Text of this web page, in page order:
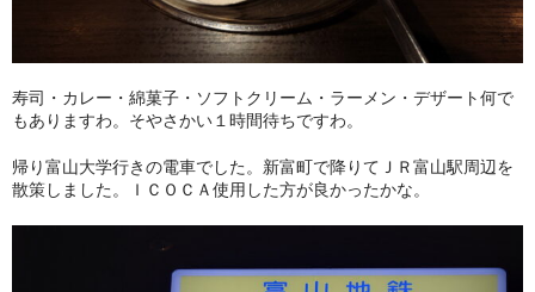
寿司・カレー・綿菓子・ソフトクリーム・ラーメン・デザート何で
もありますわ。そやさかい１時間待ちですわ。
帰り富山大学行きの電車でした。新富町で降りてＪＲ富山駅周辺を
散策しました。ＩＣＯＣＡ使用した方が良かったかな。